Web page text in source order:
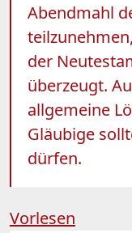
Abendmahl
der
überzeugt.
allgemeine
Gläubige
dürfen.
Vorlesen